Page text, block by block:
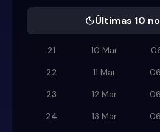
Últimas 10
21 10 Mar
22
11 Mar
23
12 Mar
24
13 Mar